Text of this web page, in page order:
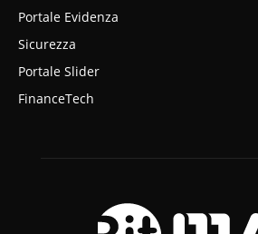
Portale Evidenza
Sicurezza
Portale Slider
FinanceTech